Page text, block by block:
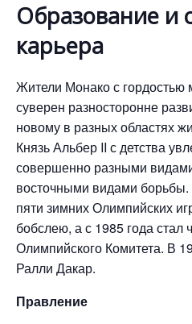
Образование и
карьера
Жители Монако с гордостью
суверен разносторонне
новому в разных областях
Князь Альбер II с детства
совершенно разными
восточными видами
пяти зимних Олимпийских
бобслею, а с 1985 года
Олимпийского Комитета. В
Ралли Дакар.
Правление